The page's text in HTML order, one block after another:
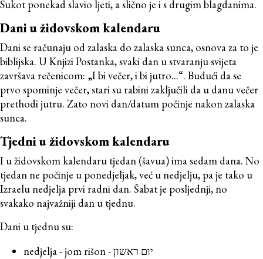
Sukot ponekad slavio ljeti, a slično je i s drugim blagdanima.
Dani u židovskom kalendaru
Dani se računaju od zalaska do zalaska sunca, osnova za to je
biblijska. U Knjizi Postanka, svaki dan u stvaranju svijeta
završava rečenicom: „I bi večer, i bi jutro...“. Budući da se
prvo spominje večer, stari su rabini zaključili da u danu večer
prethodi jutru. Zato novi dan/datum počinje nakon zalaska
sunca.
Tjedni u židovskom kalendaru
I u židovskom kalendaru tjedan (šavua) ima sedam dana. No
tjedan ne počinje u ponedjeljak, već u nedjelju, pa je tako u
Izraelu nedjelja prvi radni dan. Šabat je posljednji, no
svakako najvažniji dan u tjednu.
Dani u tjednu su:
nedjelja - jom rišon - יום ראשון